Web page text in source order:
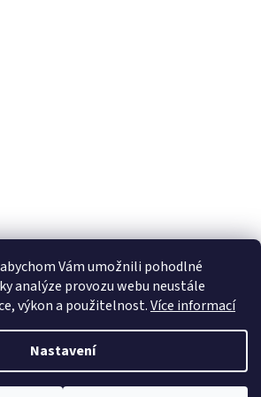
Vám umožnili pohodlné
analýze provozu webu neustále
výkon a použitelnost.Více informací
Nastavení
na Instagramu
Eninka - jedlý papír prodej a tisk.